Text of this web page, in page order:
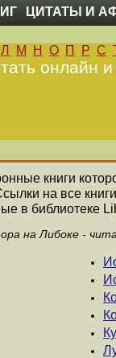
ЦИТАТЫ И
Л М Н О П Р С
онлайн и
книги
на все
в библиотеке
на Либоке -